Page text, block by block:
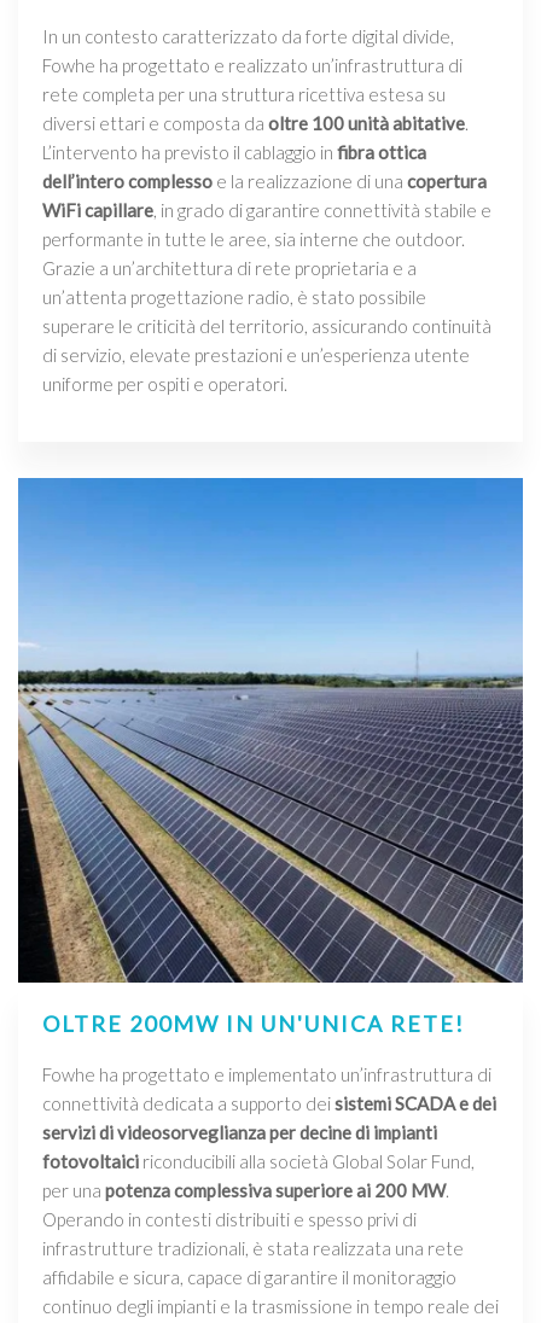
In un contesto caratterizzato da forte digital divide,
Fowhe ha progettato e realizzato un’infrastruttura di
rete completa per una struttura ricettiva estesa su
diversi ettari e composta da oltre 100 unità abitative.
L’intervento ha previsto il cablaggio in fibra ottica
dell’intero complesso e la realizzazione di una copertura
WiFi capillare, in grado di garantire connettività stabile e
performante in tutte le aree, sia interne che outdoor.
Grazie a un’architettura di rete proprietaria e a
un’attenta progettazione radio, è stato possibile
superare le criticità del territorio, assicurando continuità
di servizio, elevate prestazioni e un’esperienza utente
uniforme per ospiti e operatori.
OLTRE 200MW IN UN'UNICA RETE!
Fowhe ha progettato e implementato un’infrastruttura di
connettività dedicata a supporto deisistemi SCADA e dei
servizi di videosorveglianza per decine di impianti
fotovoltaici riconducibili alla società Global Solar Fund,
per una potenza complessiva superiore ai 200 MW.
Operando in contesti distribuiti e spesso privi di
infrastrutture tradizionali, è stata realizzata una rete
affidabile e sicura, capace di garantire il monitoraggio
continuo degli impianti e la trasmissione in tempo reale dei